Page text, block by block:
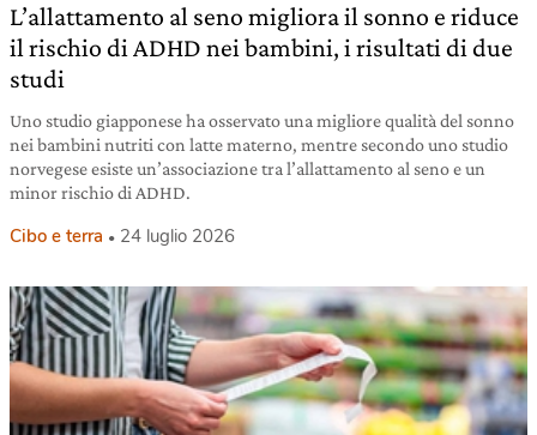
L’allattamento al seno migliora il sonno e riduce
il rischio di ADHD nei bambini, i risultati di due
studi
Uno studio giapponese ha osservato una migliore qualità del sonno
nei bambini nutriti con latte materno, mentre secondo uno studio
norvegese esiste un’associazione tra l’allattamento al seno e un
minor rischio di ADHD.
Cibo e terra 24 luglio 2026